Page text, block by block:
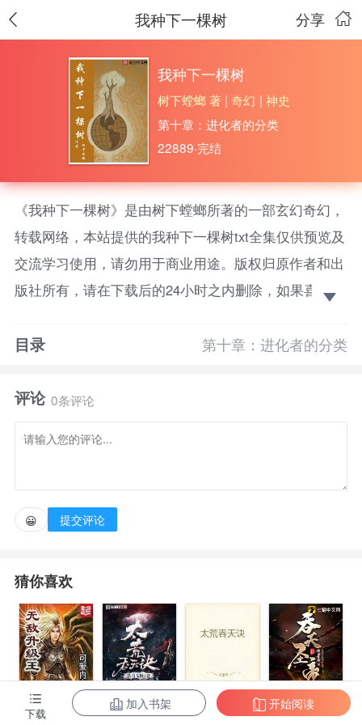
分享
我种下一棵树
我种下一棵树
树下螳螂 著 |奇幻 | 神史
第十章：进化者的分类
22889·完结
《我种下一棵树》是由树下螳螂所著的一部玄幻奇幻，
转载网络，本站提供的我种下一棵树txt全集仅供预览及
交流学习使用，请勿用于商业用途。版权归原作者和出
版社所有，请在下载后的24小时之内删除，如果喜欢。
一棵拥有释放能量+构造空间能力的树，等于随身空
我种的不是树，是一个新时代。读者群号:671115729，
入群答案 “螳螂”二字
目录 第十章：进化者的分类
评论 0条评论
😀 提交评论
猜你喜欢
无敌升级王
柳无邪和徐凌
太荒吞天诀
吞天圣帝
下载
加入书架 开始阅读